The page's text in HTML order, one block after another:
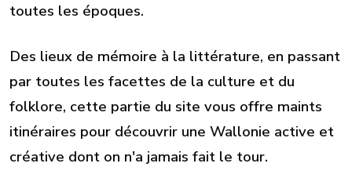
toutes les époques.
Des lieux de mémoire à la littérature, en passant
par toutes les facettes de la culture et du
folklore, cette partie du site vous offre maints
itinéraires pour découvrir une Wallonie active et
créative dont on n'a jamais fait le tour.